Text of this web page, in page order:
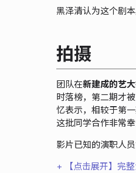
黑泽清认为这个剧
拍摄
团队在新建成的艺
时落榜，第二期才
忆表示，相较于第
这批同学合作非常
影片已知的演职人
+ 【点击展开】完